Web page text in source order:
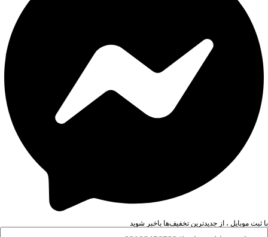
با ثبت موبایل ، از جدید‌ترین تخفیف‌ها با‌خبر شوید